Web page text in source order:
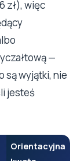
zł), więc
—
są wyjątki, nie
jesteś
Orientacyjna